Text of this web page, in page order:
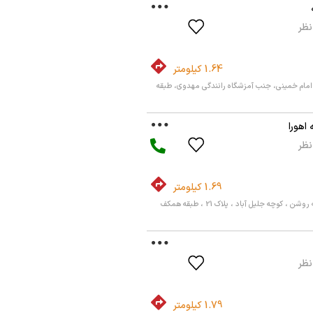
1.64 کیلومتر
امام خمینی، جنب آمزشگاه رانندگی مهدوی، طبقه
اهورا
1.69 کیلومتر
کوچه جلیل آباد ، پلاک 21 ، طبقه همکف
1.79 کیلومتر